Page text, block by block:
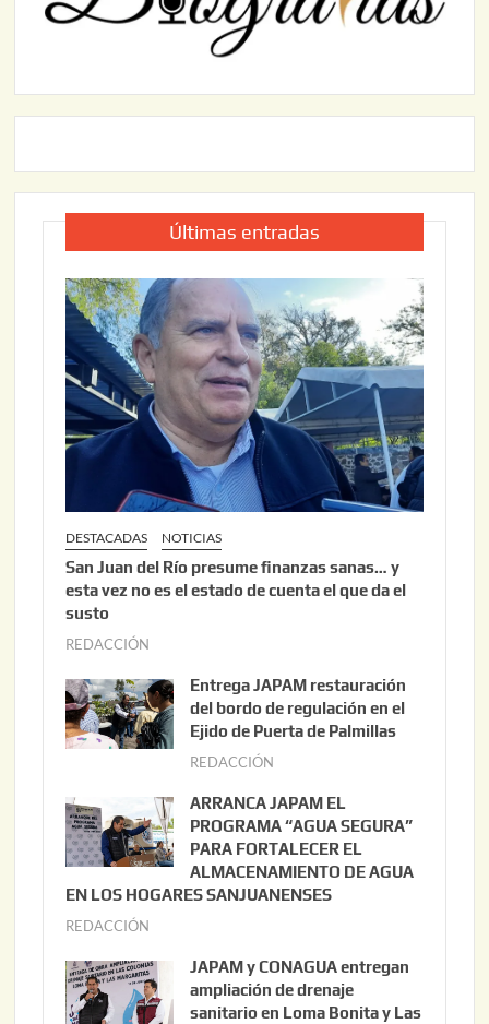
Últimas entradas
DESTACADAS NOTICIAS
San Juan del Río presume finanzas sanas… y
esta vez no es el estado de cuenta el que da el
susto
REDACCIÓN
o
s
t
3
,
2
0
Entrega JAPAM restauración
del bordo de regulación en el
Ejido de Puerta de Palmillas
REDACCIÓN
i
o
2
2
0
ARRANCA JAPAM EL
PROGRAMA “AGUA SEGURA”
PARA FORTALECER EL
ALMACENAMIENTO DE AGUA
EN LOS HOGARES SANJUANENSES
REDACCIÓN
l
i
JAPAM y CONAGUA entregan
ampliación de drenaje
sanitario en Loma Bonita y Las